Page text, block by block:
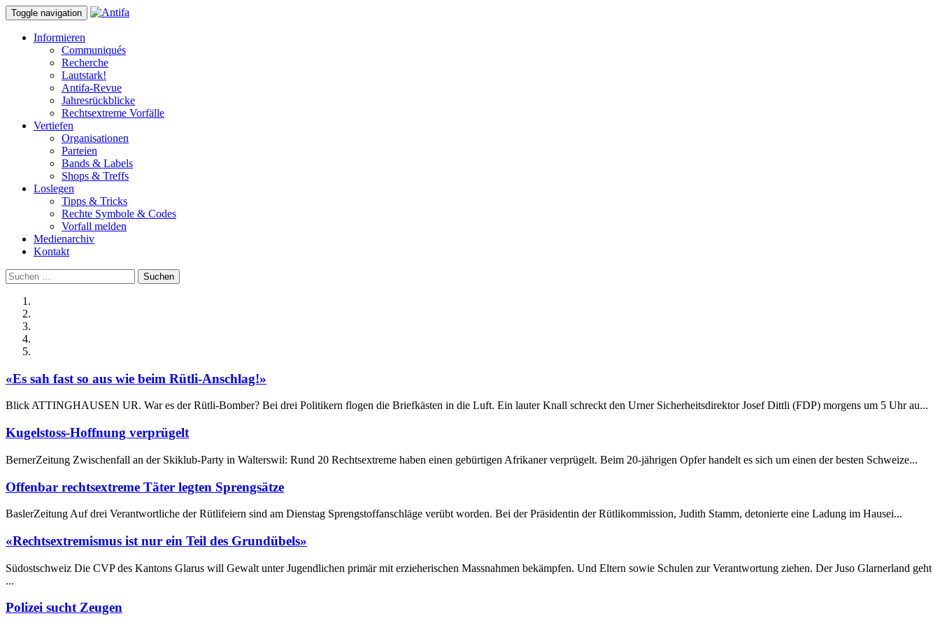
Toggle navigation
Informieren
Communiqués
Recherche
Lautstark!
Antifa-Revue
Jahresrückblicke
Rechtsextreme Vorfälle
Vertiefen
Organisationen
Parteien
Bands & Labels
Shops & Treffs
Loslegen
Tipps & Tricks
Rechte Symbole & Codes
Vorfall melden
Medienarchiv
Kontakt
Suchen
nach:
«Es sah fast so aus wie beim Rütli-Anschlag!»
Blick ATTINGHAUSEN UR. War es der Rütli-Bomber? Bei drei Politikern flogen die Briefkästen in die Luft. Ein lauter Knall schreckt den Urner Sicherheitsdirektor Josef Dittli (FDP) morgens um 5 Uhr au...
Kugelstoss-Hoffnung verprügelt
BernerZeitung Zwischenfall an der Skiklub-Party in Walterswil: Rund 20 Rechtsextreme haben einen gebürtigen Afrikaner verprügelt. Beim 20-jährigen Opfer handelt es sich um einen der besten Schweize...
Offenbar rechtsextreme Täter legten Sprengsätze
BaslerZeitung Auf drei Verantwortliche der Rütlifeiern sind am Dienstag Sprengstoffanschläge verübt worden. Bei der Präsidentin der Rütlikommission, Judith Stamm, detonierte eine Ladung im Hausei...
«Rechtsextremismus ist nur ein Teil des Grundübels»
Südostschweiz Die CVP des Kantons Glarus will Gewalt unter Jugendlichen primär mit erzieherischen Massnahmen bekämpfen. Und Eltern sowie Schulen zur Verantwortung ziehen. Der Juso Glarnerland geht
...
Polizei sucht Zeugen